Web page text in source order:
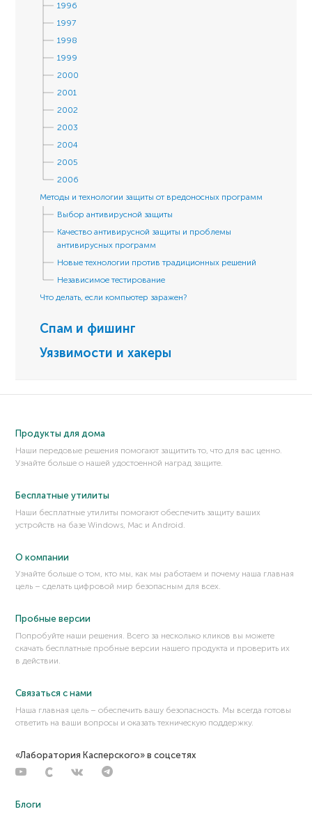
1996
1997
1998
1999
2000
2001
2002
2003
2004
2005
2006
Методы и технологии защиты от вредоносных программ
Выбор антивирусной защиты
Качество антивирусной защиты и проблемы
антивирусных программ
Новые технологии против традиционных решений
Независимое тестирование
Что делать, если компьютер заражен?
Спам и фишинг
Уязвимости и хакеры
Продукты для дома
Наши передовые решения помогают защитить то, что для вас ценно.
Узнайте больше о нашей удостоенной наград защите.
Бесплатные утилиты
Наши бесплатные утилиты помогают обеспечить защиту ваших
устройств на базе Windows, Mac и Android.
О компании
Узнайте больше о том, кто мы, как мы работаем и почему наша главная
цель – сделать цифровой мир безопасным для всех.
Пробные версии
Попробуйте наши решения. Всего за несколько кликов вы можете
скачать бесплатные пробные версии нашего продукта и проверить их
в действии.
Связаться с нами
Наша главная цель – обеспечить вашу безопасность. Мы всегда готовы
ответить на ваши вопросы и оказать техническую поддержку.
«Лаборатория Касперского» в соцсетях
Блоги